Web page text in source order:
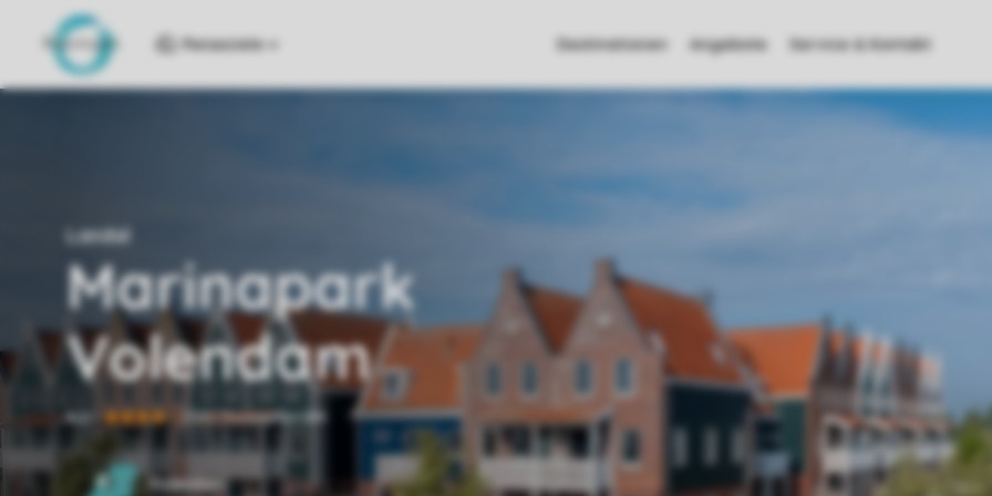
Reiseziele Destinationen Angebote Service & Kontakt